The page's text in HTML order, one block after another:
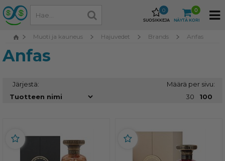
SUOSIKKEJA
0
NÄYTÄ KORI
0
Muoti ja kauneus Hajuvedet Brands Anfas
Anfas
Järjestä:
Määrä per sivu:
30
100